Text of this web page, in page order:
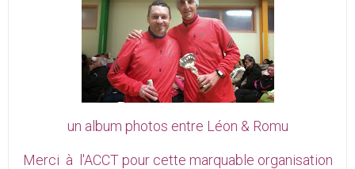
un album photos entre Léon & Romu
Merci à l'ACCT pour cette marquable organisation